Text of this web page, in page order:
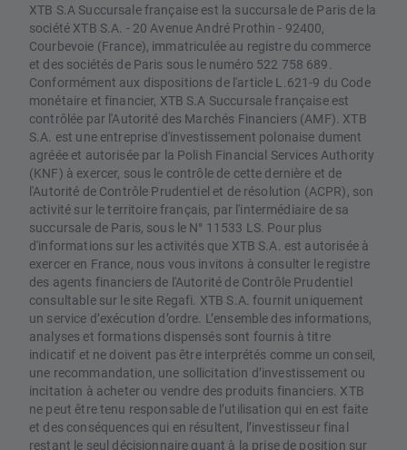
XTB S.A Succursale française est la succursale de Paris de la
société XTB S.A. - 20 Avenue André Prothin - 92400,
Courbevoie (France), immatriculée au registre du commerce
et des sociétés de Paris sous le numéro 522 758 689.
Conformément aux dispositions de l'article L.621-9 du Code
monétaire et financier, XTB S.A Succursale française est
contrôlée par l'Autorité des Marchés Financiers (AMF). XTB
S.A. est une entreprise d'investissement polonaise dument
agréée et autorisée par la Polish Financial Services Authority
(KNF) à exercer, sous le contrôle de cette dernière et de
l'Autorité de Contrôle Prudentiel et de résolution (ACPR), son
activité sur le territoire français, par l'intermédiaire de sa
succursale de Paris, sous le N° 11533 LS. Pour plus
d'informations sur les activités que XTB S.A. est autorisée à
exercer en France, nous vous invitons à consulter le registre
des agents financiers de l'Autorité de Contrôle Prudentiel
consultable sur le site Regafi. XTB S.A. fournit uniquement
un service d’exécution d’ordre. L’ensemble des informations,
analyses et formations dispensés sont fournis à titre
indicatif et ne doivent pas être interprétés comme un conseil,
une recommandation, une sollicitation d’investissement ou
incitation à acheter ou vendre des produits financiers. XTB
ne peut être tenu responsable de l’utilisation qui en est faite
et des conséquences qui en résultent, l’investisseur final
restant le seul décisionnaire quant à la prise de position sur